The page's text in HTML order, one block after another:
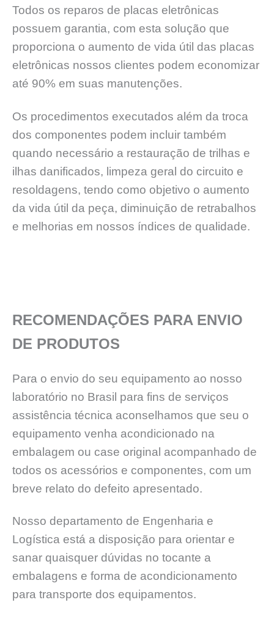
Todos os reparos de placas eletrônicas
possuem garantia, com esta solução que
proporciona o aumento de vida útil das placas
eletrônicas nossos clientes podem economizar
até 90% em suas manutenções.
Os procedimentos executados além da troca
dos componentes podem incluir também
quando necessário a restauração de trilhas e
ilhas danificados, limpeza geral do circuito e
resoldagens, tendo como objetivo o aumento
da vida útil da peça, diminuição de retrabalhos
e melhorias em nossos índices de qualidade.
RECOMENDAÇÕES PARA ENVIO
DE PRODUTOS
Para o envio do seu equipamento ao nosso
laboratório no Brasil para fins de serviços
assistência técnica aconselhamos que seu o
equipamento venha acondicionado na
embalagem ou case original acompanhado de
todos os acessórios e componentes, com um
breve relato do defeito apresentado.
Nosso departamento de Engenharia e
Logística está a disposição para orientar e
sanar quaisquer dúvidas no tocante a
embalagens e forma de acondicionamento
para transporte dos equipamentos.